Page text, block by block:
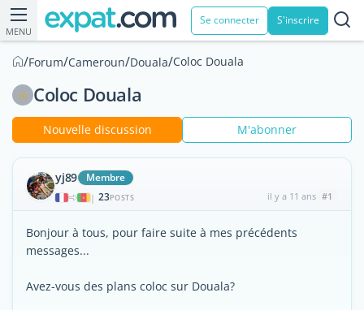
MENU
Se connecter S'inscrire
/Forum/Cameroun/Douala/Coloc Douala
Coloc Douala
Nouvelle discussion M'abonner
yj89 Membre
| 23POSTS il y a 11 ans #1
Bonjour à tous, pour faire suite à mes précédents
messages...
Avez-vous des plans coloc sur Douala?